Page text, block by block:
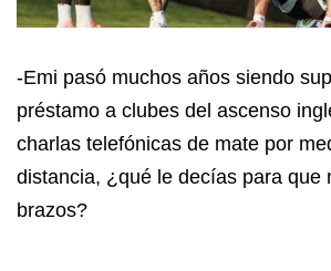
-Emi pasó muchos años siendo
préstamo a clubes del ascenso
charlas telefónicas de mate por
distancia, ¿qué le decías para que
brazos?